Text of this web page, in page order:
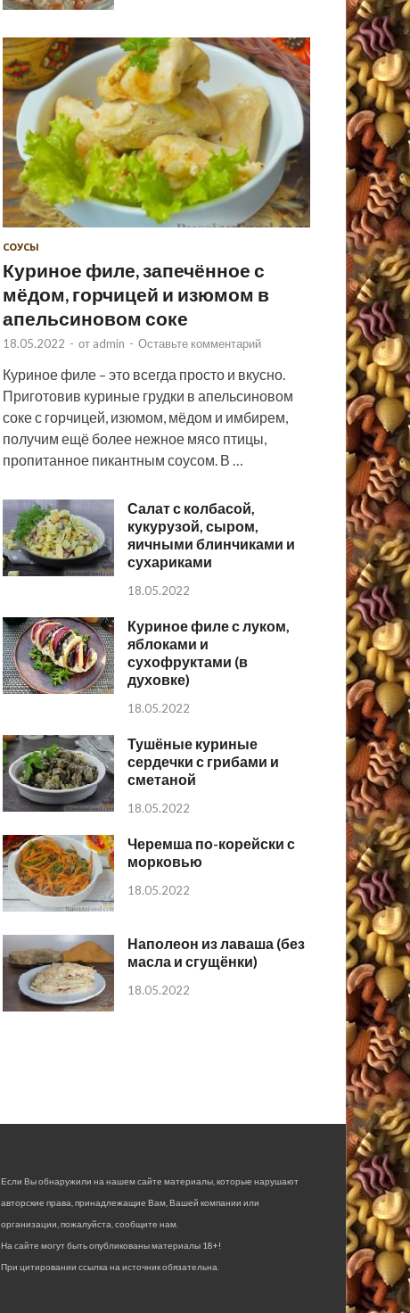
СОУСЫ
Куриное филе, запечённое с
мёдом, горчицей и изюмом в
апельсиновом соке
18.05.2022 - от admin - Оставьте комментарий
Куриное филе – это всегда просто и вкусно.
Приготовив куриные грудки в апельсиновом
соке с горчицей, изюмом, мёдом и имбирем,
получим ещё более нежное мясо птицы,
пропитанное пикантным соусом. В …
Салат с колбасой,
кукурузой, сыром,
яичными блинчиками и
сухариками
18.05.2022
Куриное филе с луком,
яблоками и
сухофруктами (в
духовке)
18.05.2022
Тушёные куриные
сердечки с грибами и
сметаной
18.05.2022
Черемша по-корейски с
морковью
18.05.2022
Наполеон из лаваша (без
масла и сгущёнки)
18.05.2022
Если Вы обнаружили на нашем сайте материалы, которые нарушают
авторские права, принадлежащие Вам, Вашей компании или
организации, пожалуйста, сообщите нам.
На сайте могут быть опубликованы материалы 18+!
При цитировании ссылка на источник обязательна.